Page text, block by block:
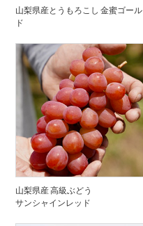
山梨県産とうもろこし 金蜜ゴール
ド
山梨県産 高級ぶどう
サンシャインレッド